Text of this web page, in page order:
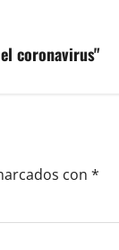
coronavirus"
con *